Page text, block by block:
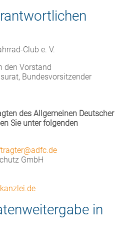
Club e. V.
den Vorstand
Bundesvorsitzender
des Allgemeinen Deutscher
Sie unter folgenden
GmbH
in